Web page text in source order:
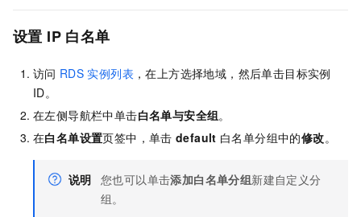
设置 IP 白名单
访问 RDS 实例列表 ，在上方选择地域，然后单击目标实例
ID。
在左侧导航栏中单击白名单与安全组。
在白名单设置页签中，单击 default 白名单分组中的修改。
说明 您也可以单击添加白名单分组新建自定义分
组。